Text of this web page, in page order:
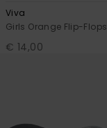
Viva
Girls Orange Flip-Flops
€ 14,00